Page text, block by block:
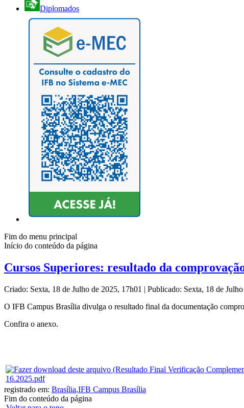
Diplomados
Fim do menu principal
Início do conteúdo da página
Cursos Superiores: resultado da
Criado: Sexta, 18 de Julho de 2025, 17h01 | Publicado: Sexta, 18 de
O IFB Campus Brasília divulga o resultado final da documentação
Confira o anexo.
16.2025.pdf
registrado em: Brasília,IFB Campus Brasília
Fim do conteúdo da página